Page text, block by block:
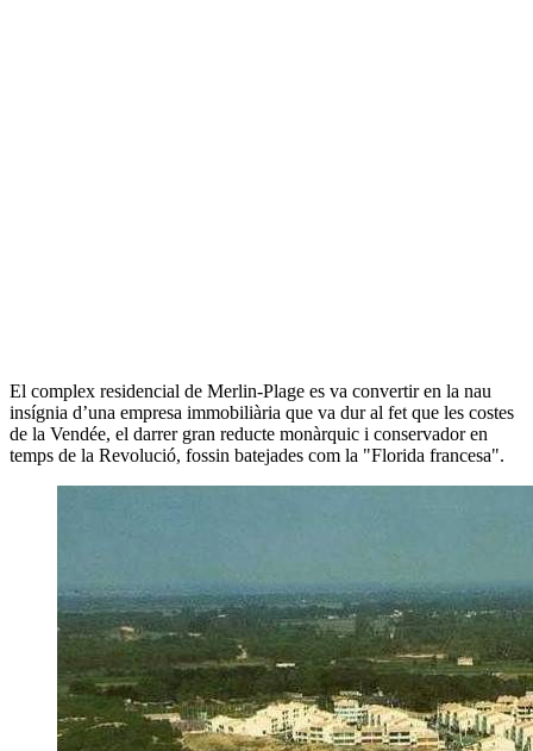
El complex residencial de Merlin-Plage es va convertir en la nau
insígnia d’una empresa immobiliària que va dur al fet que les costes
de la Vendée, el darrer gran reducte monàrquic i conservador en
temps de la Revolució, fossin batejades com la "Florida francesa".